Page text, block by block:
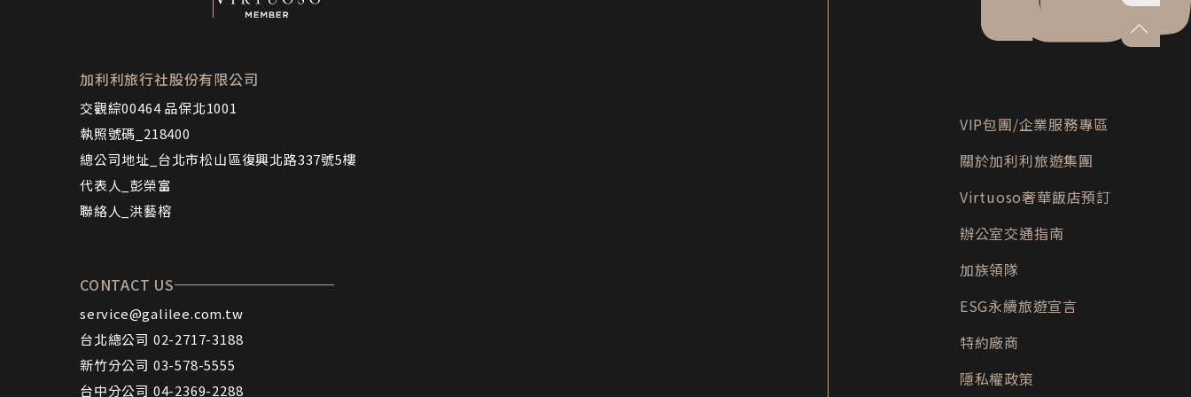
go-to-
加利利旅行社股份有限公司
交觀綜00464 品保北1001
執照號碼_218400
總公司地址_台北市松山區復興北路337號5樓
代表人_彭榮富
聯絡人_洪藝榕
CONTACT US
service@galilee.com.tw
台北總公司 02-2717-3188
新竹分公司 03-578-5555
台中分公司 04-2369-2288
VIP包團/企業服務專區
關於加利利旅遊集團
Virtuoso奢華飯店預訂
辦公室交通指南
加族領隊
ESG永續旅遊宣言
特約廠商
隱私權政策